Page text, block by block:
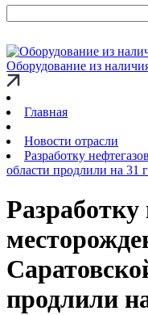
Оборудование из
Главная
Новости отрасли
Разработку
области продлили на 31
Разработку
продлили